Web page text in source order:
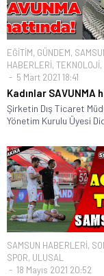
EĞİTİM, GÜNDEM,
HABERLERİ, TEKNOLOJİ,
5 Mart 2021 18:41
Kadınlar SAVUNMA
Şirketin Dış Ticaret
Yönetim Kurulu Üyesi
SAMSUN HABERLERİ,
SPOR, ULUSAL
18 Mayıs 2021 20:52